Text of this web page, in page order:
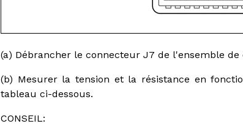
(a) Débrancher le connecteur J7 de l'ensemble
(b) Mesurer la tension et la résistance en
tableau ci-dessous.
CONSEIL: